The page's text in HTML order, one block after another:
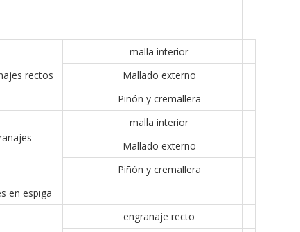
rectos
malla interior
Mallado externo
Piñón y cremallera
malla interior
Mallado externo
Piñón y cremallera
en espiga
engranaje recto